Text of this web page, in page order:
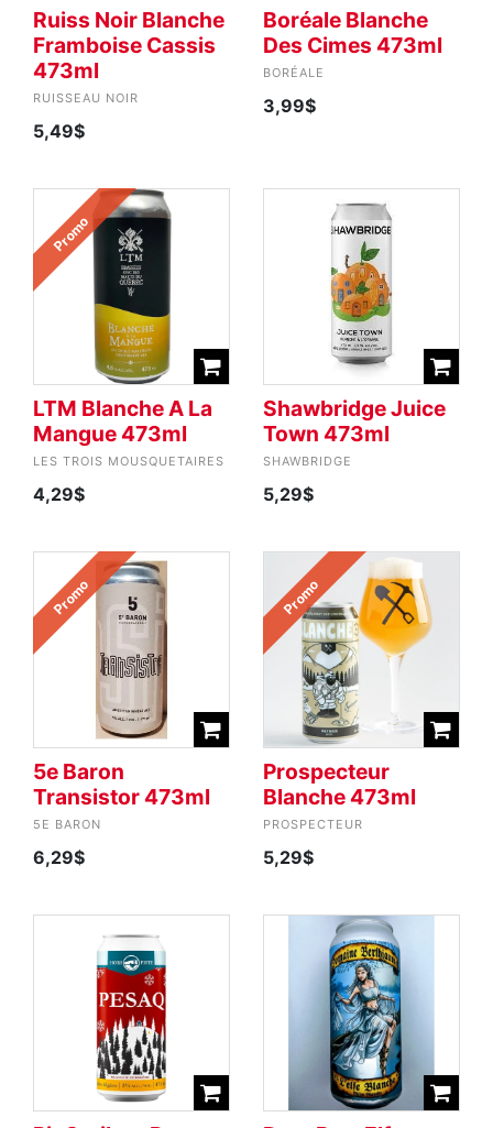
Ruiss Noir Blanche
Framboise Cassis
473ml
RUISSEAU NOIR
5,49$
Boréale Blanche
Des Cimes 473ml
BORÉALE
3,99$
Promo
LTM Blanche A La
Mangue 473ml
LES TROIS MOUSQUETAIRES
4,29$
Shawbridge Juice
Town 473ml
SHAWBRIDGE
5,29$
Promo
5e Baron
Transistor 473ml
5E BARON
6,29$
Promo
Prospecteur
Blanche 473ml
PROSPECTEUR
5,29$